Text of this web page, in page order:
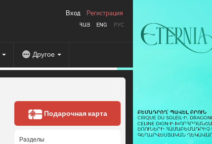
ՀԱՅ ENG РУС
Вход Регистрация
Другое
Подарочная карта
Разделы